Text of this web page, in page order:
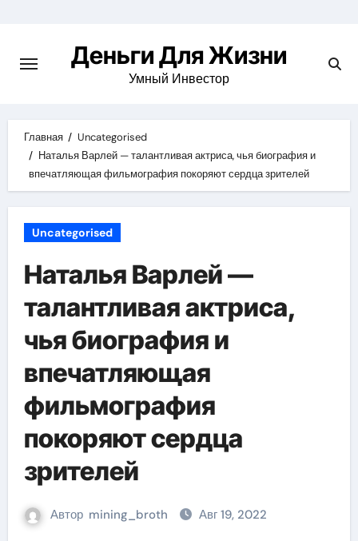
содержимомуДеньги Для Жизни
Умный Инвестор
Главная
Uncategorised
Наталья Варлей — талантливая актриса, чья биография и
впечатляющая фильмография покоряют сердца зрителей
Uncategorised
Наталья Варлей —
талантливая актриса,
чья биография и
впечатляющая
фильмография
покоряют сердца
зрителей
Автор mining_broth Авг 19, 2022